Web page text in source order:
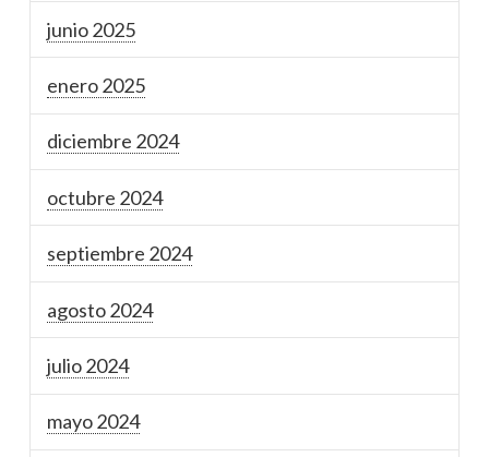
junio 2025
enero 2025
diciembre 2024
octubre 2024
septiembre 2024
agosto 2024
julio 2024
mayo 2024